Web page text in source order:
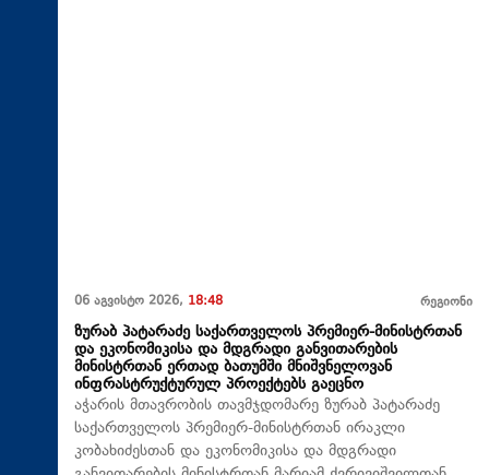
06 აგვისტო 2026, 18:48 რეგიონი
ზურაბ პატარაძე საქართველოს პრემიერ-მინისტრთან
და ეკონომიკისა და მდგრადი განვითარების
მინისტრთან ერთად ბათუმში მნიშვნელოვან
ინფრასტრუქტურულ პროექტებს გაეცნო
აჭარის მთავრობის თავმჯდომარე ზურაბ პატარაძე
საქართველოს პრემიერ-მინისტრთან ირაკლი
კობახიძესთან და ეკონომიკისა და მდგრადი